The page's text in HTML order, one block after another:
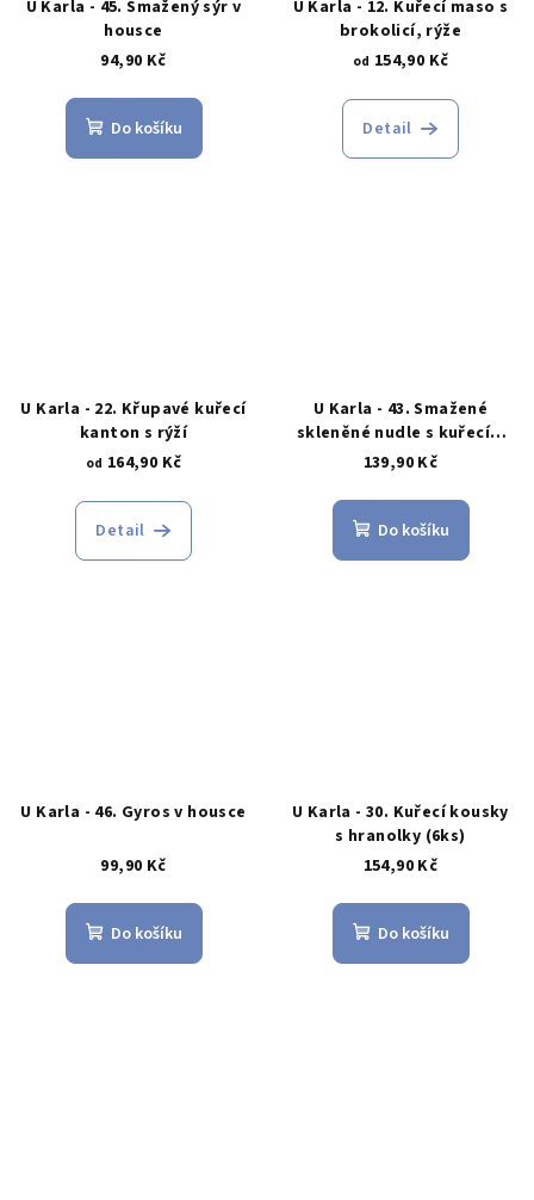
U Karla - 45. Smažený sýr v
housce
94,90 Kč
Do košíku
U Karla - 12. Kuřecí maso s
brokolicí, rýže
od 154,90 Kč
Detail
U Karla - 22. Křupavé kuřecí
kanton s rýží
od 164,90 Kč
Detail
U Karla - 43. Smažené
skleněné nudle s kuřecím
masem
139,90 Kč
Do košíku
U Karla - 46. Gyros v housce
99,90 Kč
Do košíku
U Karla - 30. Kuřecí kousky
s hranolky (6ks)
154,90 Kč
Do košíku